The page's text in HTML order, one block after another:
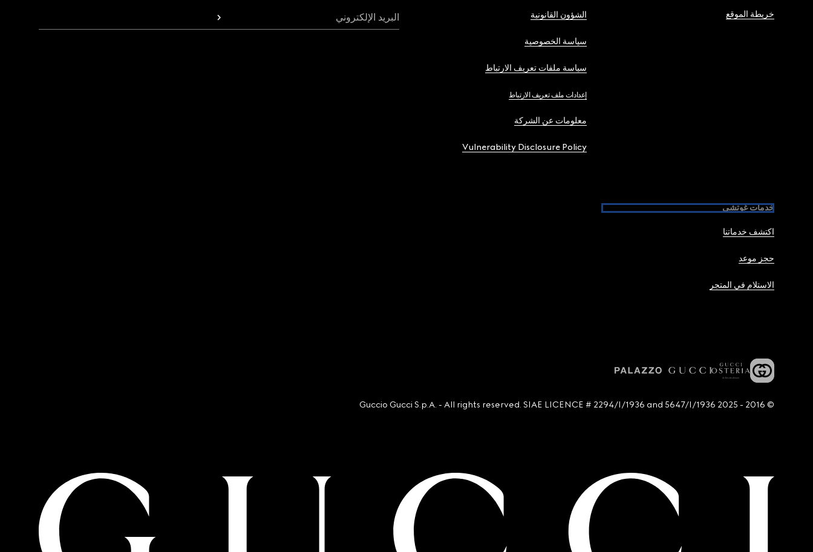
خريطة الموقع الشؤون القانونية
سياسة الخصوصية
سياسة ملفات تعريف الارتباط
إعدادات ملف تعريف الارتباط
معلومات عن الشركة
Vulnerability Disclosure Policy
خدمات غوتشي
اكتشف خدماتنا
حجز موعد
الاستلام في المتجر
البريد الإلكتروني
© 2016 - 2025 Guccio Gucci S.p.A. - All rights reserved. SIAE LICENCE # 2294/I/1936 and 5647/I/1936